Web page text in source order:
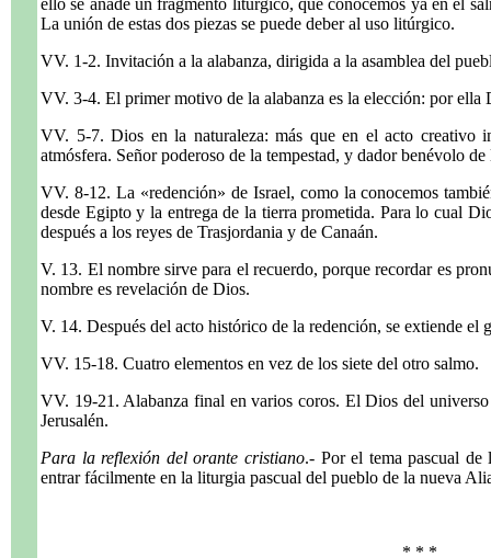
ello se añade un fragmento litúrgico, que conocemos ya en el
La unión de estas dos piezas se puede deber al uso litúrgico.
VV. 1-2. Invitación a la alabanza, dirigida a la asamblea del
VV. 3-4. El primer motivo de la alabanza es la elección: por ella
VV. 5-7. Dios en la naturaleza: más que en el acto
atmósfera. Señor poderoso de la tempestad, y dador benévolo
VV. 8-12. La «redención» de Israel, como la conocemos
desde Egipto y la entrega de la tierra prometida. Para lo cual
después a los reyes de Trasjordania y de Canaán.
V. 13. El nombre sirve para el recuerdo, porque recordar es
nombre es revelación de Dios.
V. 14. Después del acto histórico de la redención, se extiende el
VV. 15-18. Cuatro elementos en vez de los siete del otro salmo.
VV. 19-21. Alabanza final en varios coros. El Dios del
Jerusalén.
Para la reflexión del orante cristiano.- Por el tema pascual de
entrar fácilmente en la liturgia pascual del pueblo de la nueva
* * *